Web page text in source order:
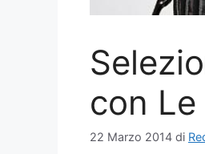
con Le
22 Marzo 2014 di